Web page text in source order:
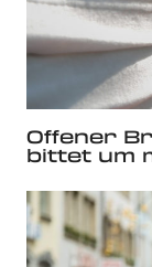
Offener
bittet um